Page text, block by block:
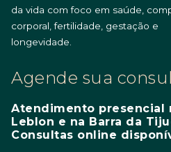
da vida com foco em saúde,
corporal, fertilidade, gestação e
longevidade.
Agende sua
Atendimento presencial
Leblon e na Barra da
Consultas online